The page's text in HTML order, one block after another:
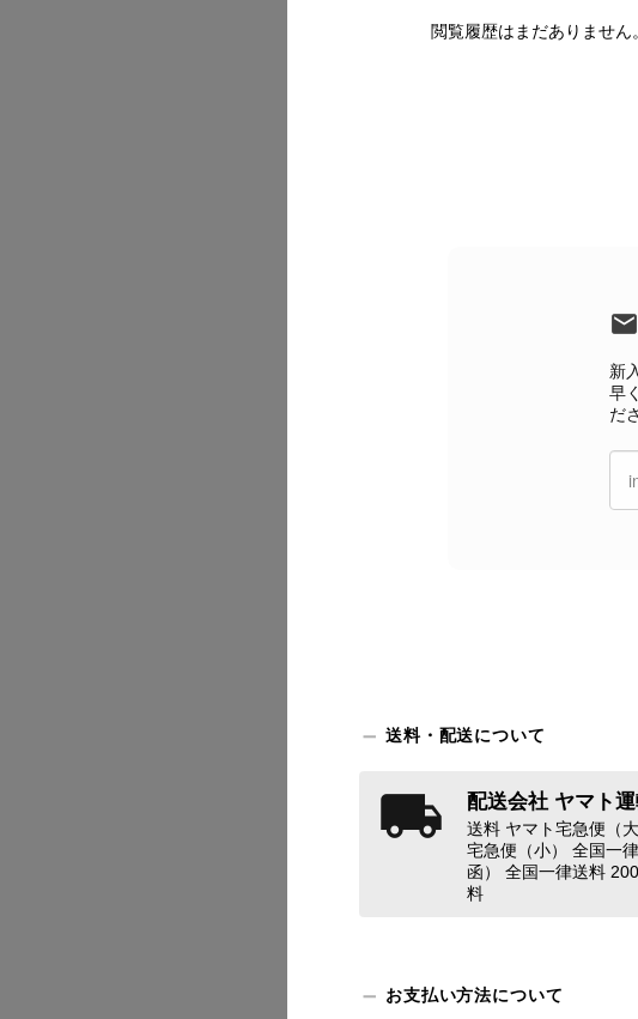
CELINE セリーヌ 財布 ブラック ガンチーニ レザー 3つ折り vintage ヴィンテージ オールド 6xspmn
2026/07/07
閲覧履歴はまだありません。
新
早
だ
送料・配送について
配送会社 ヤマト
送料 ヤマト宅急便（
宅急便（小） 全国一
函） 全国一律送料
料
お支払い方法について